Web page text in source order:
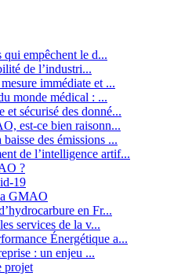
empêchent le d...
de l’industri...
immédiate et ...
monde médical : ...
sécurisé des donné...
est-ce bien raisonn...
des émissions ...
de l’intelligence artif...
?
19
GMAO
en Fr...
services de la v...
Énergétique a...
: un enjeu ...
projet